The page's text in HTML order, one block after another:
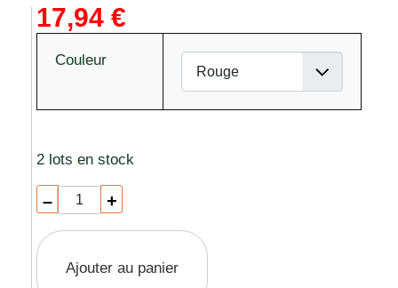
17,94 €
Couleur
2 lots en stock
– +
Ajouter au panier